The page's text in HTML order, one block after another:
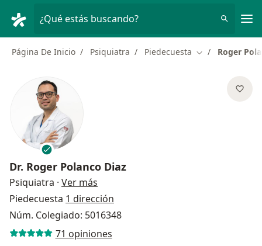
¿Qué estás buscando?
Página De Inicio Psiquiatra Piedecuesta Cambiar de
Roger
Dr. Roger Polanco Diaz
Psiquiatra · Ver más
Piedecuesta 1 dirección
Núm. Colegiado: 5016348
71 opiniones